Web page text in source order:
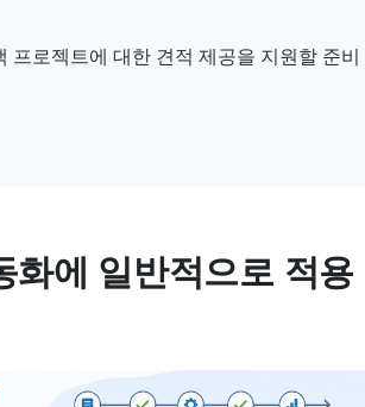
프로젝트에 대한 견적 제공을 지원할 준비
화에 일반적으로 적용